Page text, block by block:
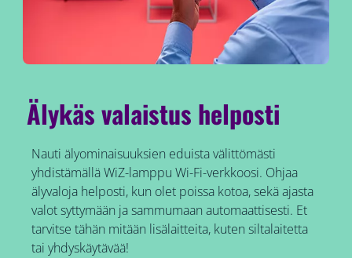
Älykäs valaistus helposti
Nauti älyominaisuuksien eduista välittömästi
yhdistämällä WiZ-lamppu Wi-Fi-verkkoosi. Ohjaa
älyvaloja helposti, kun olet poissa kotoa, sekä ajasta
valot syttymään ja sammumaan automaattisesti. Et
tarvitse tähän mitään lisälaitteita, kuten siltalaitetta
tai yhdyskäytävää!